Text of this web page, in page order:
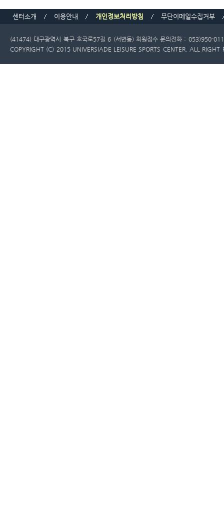
센터소개 이용안내 개인정보처리방침 무단이메일수집거부
(41474) 대구광역시 북구 호국로57길 6 (서변동) 회원접수 문의전화 : 053)950-
COPYRIGHT (C) 2015 UNIVERSIADE LEISURE SPORTS CENTER. ALL RIGHT